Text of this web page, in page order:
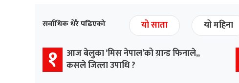
सर्वाधिक धेरै पढिएको यो साता यो महिना
१
आज बेलुका ‘मिस नेपाल’को ग्रान्ड फिनाले,,
कसले जित्ला उपाधि ?